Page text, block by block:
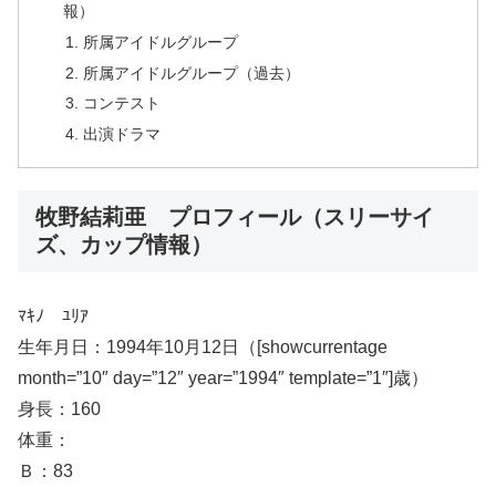
報）
所属アイドルグループ
所属アイドルグループ（過去）
コンテスト
出演ドラマ
牧野結莉亜 プロフィール（スリーサイ
ズ、カップ情報）
ﾏｷﾉ ﾕﾘｱ
生年月日：1994年10月12日（[showcurrentage
month=”10″ day=”12″ year=”1994″ template=”1″]歳）
身長：160
体重：
Ｂ：83